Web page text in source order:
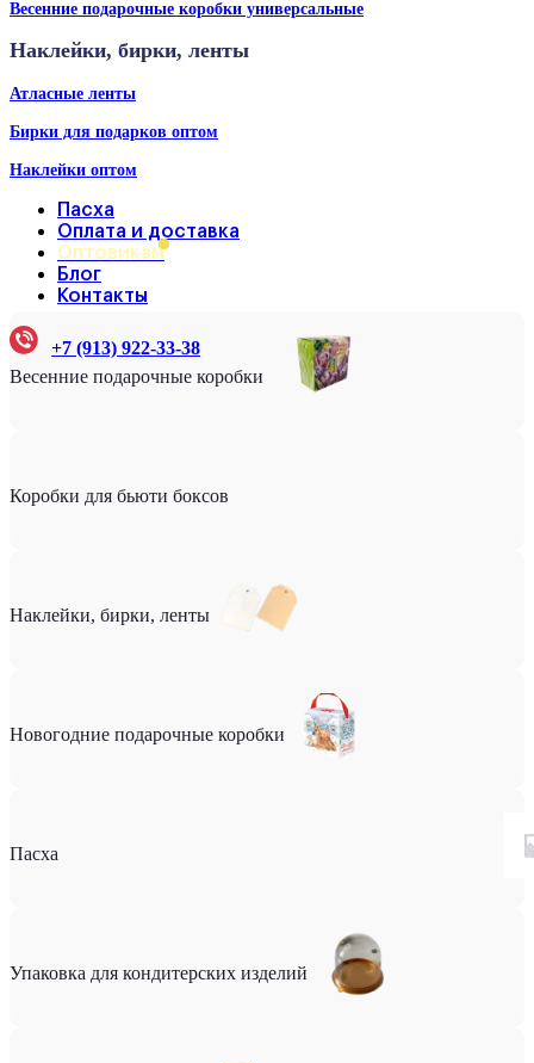
Весенние подарочные коробки универсальные
Наклейки, бирки, ленты
Атласные ленты
Бирки для подарков оптом
Наклейки оптом
Пасха
Оплата и доставка
Оптовикам
Блог
Контакты
+7 (913) 922-33-38
Весенние подарочные коробки
Коробки для бьюти боксов
Наклейки, бирки, ленты
Новогодние подарочные коробки
Пасха
Упаковка для кондитерских изделий